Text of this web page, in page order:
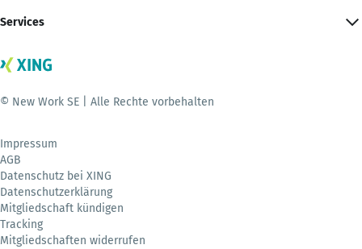
Services
© New Work SE | Alle Rechte vorbehalten
Impressum
AGB
Datenschutz bei XING
Datenschutzerklärung
Mitgliedschaft kündigen
Tracking
Mitgliedschaften widerrufen